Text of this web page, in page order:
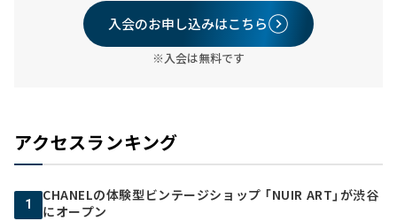
入会のお申し込みはこちら
※入会は無料です
アクセスランキング
1
CHANELの体験型ビンテージショップ 「NUIR ART」が渋谷
にオープン